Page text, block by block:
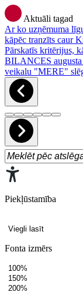
Aktuāli tagad
Ar ko uzņēmuma
kāpēc tranzīts caur
Pārskatīs kritērijus,
BILANCES augusta
veikalu "MERE"
Piekļūstamība
Viegli lasīt
Fonta izmērs
100%
150%
200%